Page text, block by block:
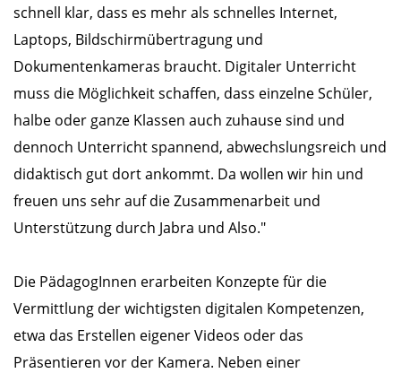
schnell klar, dass es mehr als schnelles Internet,
Laptops, Bildschirmübertragung und
Dokumentenkameras braucht. Digitaler Unterricht
muss die Möglichkeit schaffen, dass einzelne Schüler,
halbe oder ganze Klassen auch zuhause sind und
dennoch Unterricht spannend, abwechslungsreich und
didaktisch gut dort ankommt. Da wollen wir hin und
freuen uns sehr auf die Zusammenarbeit und
Unterstützung durch Jabra und Also."
Die PädagogInnen erarbeiten Konzepte für die
Vermittlung der wichtigsten digitalen Kompetenzen,
etwa das Erstellen eigener Videos oder das
Präsentieren vor der Kamera. Neben einer